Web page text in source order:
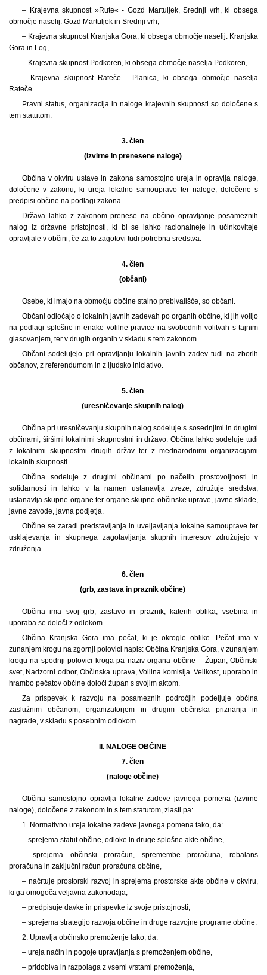
– Krajevna skupnost »Rute« - Gozd Martuljek, Srednji vrh, ki obsega
območje naselij: Gozd Martuljek in Srednji vrh,
– Krajevna skupnost Kranjska Gora, ki obsega območje naselij: Kranjska
Gora in Log,
– Krajevna skupnost Podkoren, ki obsega območje naselja Podkoren,
– Krajevna skupnost Rateče - Planica, ki obsega območje naselja
Rateče.
Pravni status, organizacija in naloge krajevnih skupnosti so določene s
tem statutom.
3. člen
(izvirne in prenesene naloge)
Občina v okviru ustave in zakona samostojno ureja in opravlja naloge,
določene v zakonu, ki ureja lokalno samoupravo ter naloge, določene s
predpisi občine na podlagi zakona.
Država lahko z zakonom prenese na občino opravljanje posameznih
nalog iz državne pristojnosti, ki bi se lahko racionalneje in učinkoviteje
opravljale v občini, če za to zagotovi tudi potrebna sredstva.
4. člen
(občani)
Osebe, ki imajo na območju občine stalno prebivališče, so občani.
Občani odločajo o lokalnih javnih zadevah po organih občine, ki jih volijo
na podlagi splošne in enake volilne pravice na svobodnih volitvah s tajnim
glasovanjem, ter v drugih organih v skladu s tem zakonom.
Občani sodelujejo pri opravljanju lokalnih javnih zadev tudi na zborih
občanov, z referendumom in z ljudsko iniciativo.
5. člen
(uresničevanje skupnih nalog)
Občina pri uresničevanju skupnih nalog sodeluje s sosednjimi in drugimi
občinami, širšimi lokalnimi skupnostmi in državo. Občina lahko sodeluje tudi
z lokalnimi skupnostmi drugih držav ter z mednarodnimi organizacijami
lokalnih skupnosti.
Občina sodeluje z drugimi občinami po načelih prostovoljnosti in
solidarnosti in lahko v ta namen ustanavlja zveze, združuje sredstva,
ustanavlja skupne organe ter organe skupne občinske uprave, javne sklade,
javne zavode, javna podjetja.
Občine se zaradi predstavljanja in uveljavljanja lokalne samouprave ter
usklajevanja in skupnega zagotavljanja skupnih interesov združujejo v
združenja.
6. člen
(grb, zastava in praznik občine)
Občina ima svoj grb, zastavo in praznik, katerih oblika, vsebina in
uporaba se določi z odlokom.
Občina Kranjska Gora ima pečat, ki je okrogle oblike. Pečat ima v
zunanjem krogu na zgornji polovici napis: Občina Kranjska Gora, v zunanjem
krogu na spodnji polovici kroga pa naziv organa občine – Župan, Občinski
svet, Nadzorni odbor, Občinska uprava, Volilna komisija. Velikost, uporabo in
hrambo pečatov občine določi župan s svojim aktom.
Za prispevek k razvoju na posameznih področjih podeljuje občina
zaslužnim občanom, organizatorjem in drugim občinska priznanja in
nagrade, v skladu s posebnim odlokom.
II. NALOGE OBČINE
7. člen
(naloge občine)
Občina samostojno opravlja lokalne zadeve javnega pomena (izvirne
naloge), določene z zakonom in s tem statutom, zlasti pa:
1. Normativno ureja lokalne zadeve javnega pomena tako, da:
– sprejema statut občine, odloke in druge splošne akte občine,
– sprejema občinski proračun, spremembe proračuna, rebalans
proračuna in zaključni račun proračuna občine,
– načrtuje prostorski razvoj in sprejema prostorske akte občine v okviru,
ki ga omogoča veljavna zakonodaja,
– predpisuje davke in prispevke iz svoje pristojnosti,
– sprejema strategijo razvoja občine in druge razvojne programe občine.
2. Upravlja občinsko premoženje tako, da:
– ureja način in pogoje upravljanja s premoženjem občine,
– pridobiva in razpolaga z vsemi vrstami premoženja,